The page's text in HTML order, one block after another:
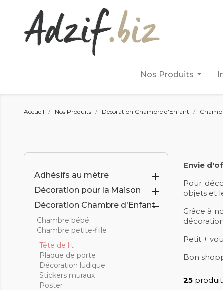
arrow_drop_down
Nos Produits
Accueil Nos Produits Décoration Chambre d'Enfant
Adhésifs au mètre 
Décoration pour la Maison 
Décoration Chambre d'Enfant
Chambre bébé
Chambre petite-fille
Tête de lit
Plaque de porte
Décoration ludique
Stickers muraux
Poster
Envie
Pour
objets et
Grâce à
Petit +
Bon
25